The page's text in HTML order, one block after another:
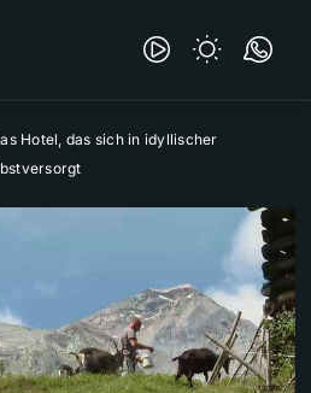
Hotel, das sich in idyllischer